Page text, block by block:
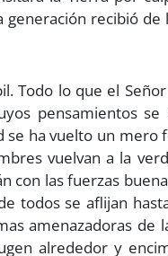
recibió
Todo lo que el
pensamientos
ha vuelto un
vuelvan a la
con las fuerzas
todos se aflijan
amenazadoras de
alrededor y